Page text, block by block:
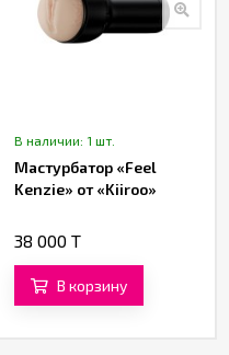
В наличии: 1 шт.
Мастурбатор «Feel
Kenzie» от «Kiiroo»
38 000 T
В корзину